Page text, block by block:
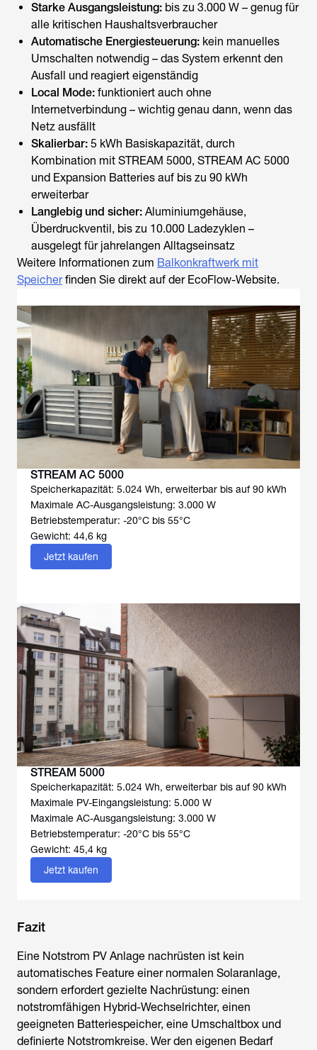
Starke Ausgangsleistung: bis zu 3.000 W – genug für
alle kritischen Haushaltsverbraucher
Automatische Energiesteuerung: kein manuelles
Umschalten notwendig – das System erkennt den
Ausfall und reagiert eigenständig
Local Mode: funktioniert auch ohne
Internetverbindung – wichtig genau dann, wenn das
Netz ausfällt
Skalierbar: 5 kWh Basiskapazität, durch
Kombination mit STREAM 5000, STREAM AC 5000
und Expansion Batteries auf bis zu 90 kWh
erweiterbar
Langlebig und sicher: Aluminiumgehäuse,
Überdruckventil, bis zu 10.000 Ladezyklen –
ausgelegt für jahrelangen Alltagseinsatz
Weitere Informationen zum Balkonkraftwerk mit
Speicherfinden Sie direkt auf der EcoFlow-Website.
STREAM AC 5000
Speicherkapazität: 5.024 Wh, erweiterbar bis auf 90 kWh
Maximale AC-Ausgangsleistung: 3.000 W
Betriebstemperatur: -20°C bis 55°C
Gewicht: 44,6 kg
Jetzt kaufen
STREAM 5000
Speicherkapazität: 5.024 Wh, erweiterbar bis auf 90 kWh
Maximale PV-Eingangsleistung: 5.000 W
Maximale AC-Ausgangsleistung: 3.000 W
Betriebstemperatur: -20°C bis 55°C
Gewicht: 45,4 kg
Jetzt kaufen
Fazit
Eine Notstrom PV Anlage nachrüsten ist kein
automatisches Feature einer normalen Solaranlage,
sondern erfordert gezielte Nachrüstung: einen
notstromfähigen Hybrid-Wechselrichter, einen
geeigneten Batteriespeicher, eine Umschaltbox und
definierte Notstromkreise. Wer den eigenen Bedarf